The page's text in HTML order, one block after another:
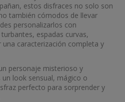
estos disfraces no solo son
también cómodos de llevar
personalizarlos con
espadas curvas,
caracterización completa y
personaje misterioso y
look sensual, mágico o
perfecto para sorprender y